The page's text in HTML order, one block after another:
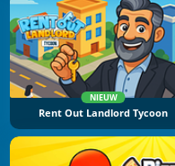
NIEUW
Rent Out Landlord Tycoon